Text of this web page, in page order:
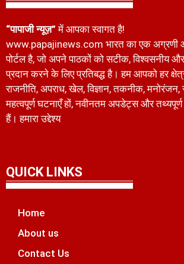
“पापाजी न्यूज़” में आपका स्वागत है!
www.papajinews.com भारत का एक अग्रणी
पोर्टल है, जो अपने पाठकों को सटीक, विश्वसनीय और
प्रदान करने के लिए प्रतिबद्ध है। हम आपको हर
राजनीति, अपराध, खेल, विज्ञान, तकनीक, मनोरंजन,
महत्वपूर्ण घटनाएँ हों, नवीनतम अपडेट्स और तथ्यपूर्ण
हैं। हमारा उद्देश्य
QUICK LINKS
Home
About us
Contact Us